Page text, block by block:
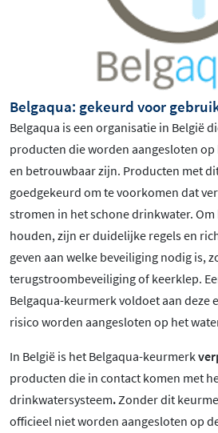
Belgaqua: gekeurd voor
Belgaqua is een organisatie in België
producten die worden aangesloten
en betrouwbaar zijn. Producten met
goedgekeurd om te voorkomen dat
stromen in het schone drinkwater.
houden, zijn er duidelijke regels en
geven aan welke beveiliging nodig is,
terugstroombeveiliging of keerklep.
Belgaqua-keurmerk voldoet aan deze
risico worden aangesloten op het
In België is het Belgaqua-keurmerk
producten die in contact komen met
drinkwatersysteem. Zonder dit
officieel niet worden aangesloten op